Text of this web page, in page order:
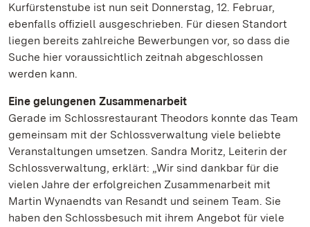
Kurfürstenstube ist nun seit Donnerstag, 12. Februar,
ebenfalls offiziell ausgeschrieben. Für diesen Standort
liegen bereits zahlreiche Bewerbungen vor, so dass die
Suche hier voraussichtlich zeitnah abgeschlossen
werden kann.
Eine gelungenen Zusammenarbeit
Gerade im Schlossrestaurant Theodors konnte das Team
gemeinsam mit der Schlossverwaltung viele beliebte
Veranstaltungen umsetzen. Sandra Moritz, Leiterin der
Schlossverwaltung, erklärt: „Wir sind dankbar für die
vielen Jahre der erfolgreichen Zusammenarbeit mit
Martin Wynaendts van Resandt und seinem Team. Sie
haben den Schlossbesuch mit ihrem Angebot für viele